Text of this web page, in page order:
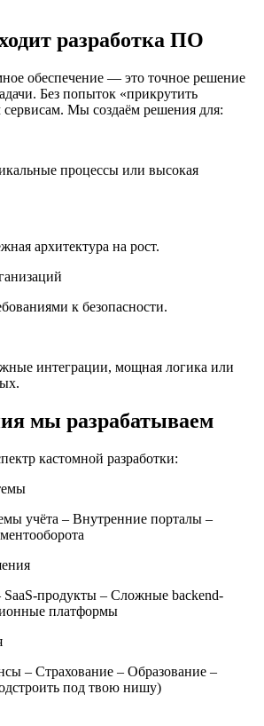
разработка ПО
обеспечение — это точное решение
Без попыток «прикрутить
Мы создаём решения для:
процессы или высокая
архитектура на рост.
к безопасности.
интеграции, мощная логика или
мы разрабатываем
кастомной разработки:
учёта – Внутренние порталы –
продукты – Сложные backend-
платформы
– Страхование – Образование –
под твою нишу)